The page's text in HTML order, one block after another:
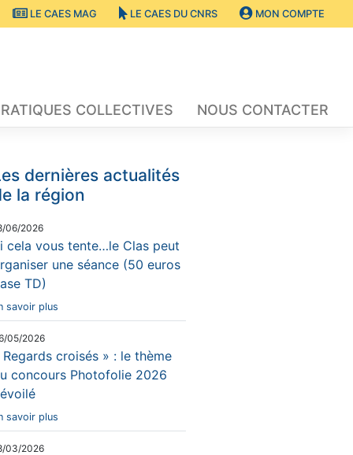
LE CAES MAG LE CAES DU CNRS MON COMPTE
COLLECTIVES NOUS CONTACTER
dernières actualités
la région
06/2026
cela vous tente…le Clas peut
une séance (50 euros
TD)
savoir plus
05/2026
Regards croisés » : le thème
concours Photofolie 2026
savoir plus
03/2026